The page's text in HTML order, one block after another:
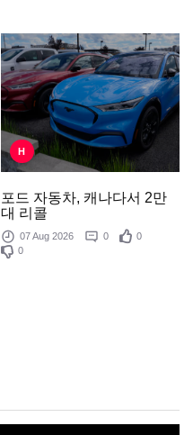
H
포드 자동차, 캐나다서 2만
대 리콜
07 Aug 2026 0
0
0